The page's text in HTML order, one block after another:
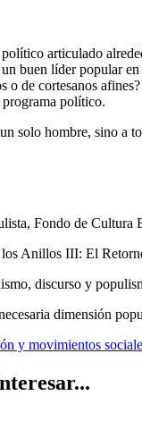
articulado
buen líder popular
o de cortesanos
político.
solo hombre, sino a
, Fondo de Cultura
Anillos III: El
discurso y
dimensión
y movimientos